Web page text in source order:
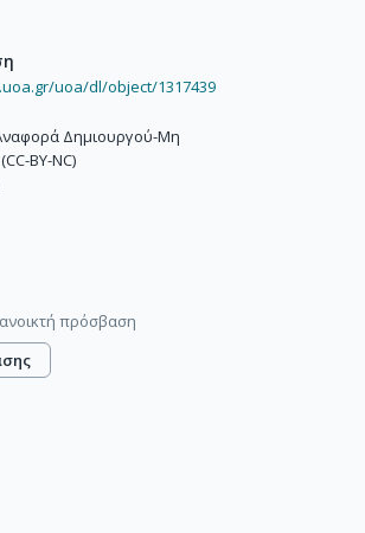
uoa/dl/object/1317439
Δημιουργού-Μη
BY-NC)
πρόσβαση